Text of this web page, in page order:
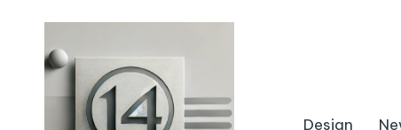
Design